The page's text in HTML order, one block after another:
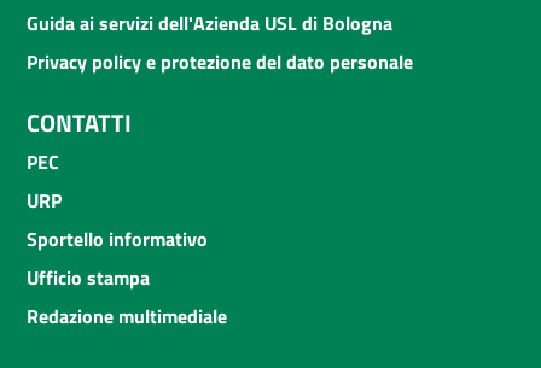
Guida ai servizi dell'Azienda USL di Bologna
Privacy policy e protezione del dato personale
CONTATTI
PEC
URP
Sportello informativo
Ufficio stampa
Redazione multimediale